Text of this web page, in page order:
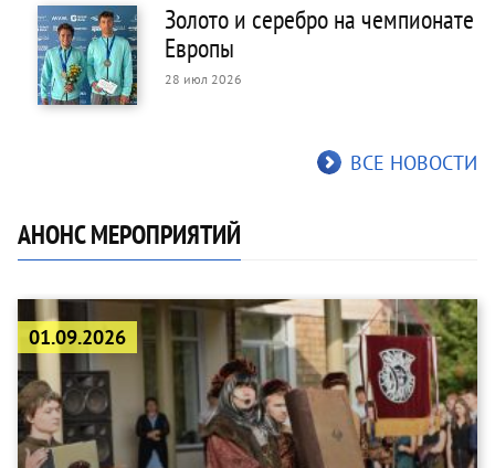
Золото и серебро на чемпионате
Европы
28 июл 2026
ВСЕ НОВОСТИ
АНОНС МЕРОПРИЯТИЙ
01.09.2026